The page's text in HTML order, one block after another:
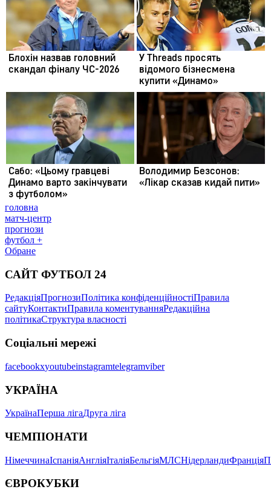
головна
матч-центр
прогнози
футбол +
Обране
САЙТ ФУТБОЛ 24
РедакціяПрогнозиПолітика конфіденційностіПравила
сайтуКонтактиПравила коментуванняРедакційна
політикаСтруктура власності
Соціальні мережі
facebookxyoutubeinstagramtelegramviber
УКРАЇНА
УкраїнаПерша лігаДруга ліга
ЧЕМПІОНАТИ
НімеччинаІспаніяАнгліяІталіяБельгіяМЛСНідерландиФранція
ЄВРОКУБКИ